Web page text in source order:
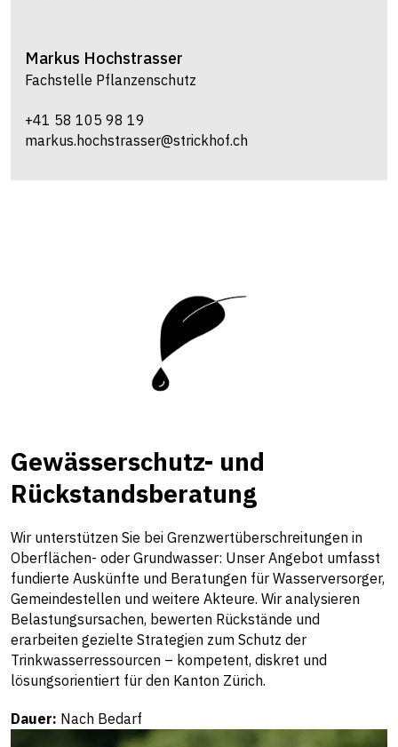
Markus Hochstrasser
Fachstelle Pflanzenschutz
+41 58 105 98 19
markus.hochstrasser@strickhof.ch
Gewässerschutz- und
Rückstandsberatung
Wir unterstützen Sie bei Grenzwertüberschreitungen in
Oberflächen- oder Grundwasser: Unser Angebot umfasst
fundierte Auskünfte und Beratungen für Wasserversorger,
Gemeindestellen und weitere Akteure. Wir analysieren
Belastungsursachen, bewerten Rückstände und
erarbeiten gezielte Strategien zum Schutz der
Trinkwasserressourcen – kompetent, diskret und
lösungsorientiert für den Kanton Zürich.
Dauer: Nach Bedarf